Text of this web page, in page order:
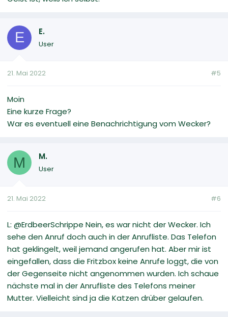
E E.
User
21. Mai 2022 #5
Moin
Eine kurze Frage?
War es eventuell eine Benachrichtigung vom Wecker?
M M.
User
21. Mai 2022 #6
L: @ErdbeerSchrippe Nein, es war nicht der Wecker. Ich
sehe den Anruf doch auch in der Anrufliste. Das Telefon
hat geklingelt, weil jemand angerufen hat. Aber mir ist
eingefallen, dass die Fritzbox keine Anrufe loggt, die von
der Gegenseite nicht angenommen wurden. Ich schaue
nächste mal in der Anrufliste des Telefons meiner
Mutter. Vielleicht sind ja die Katzen drüber gelaufen.